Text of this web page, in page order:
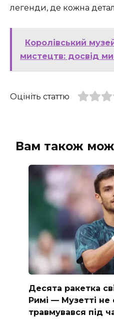
легенди, де кожна
Королівський
мистецтв: досвід
Оцініть статтю
Вам також
Десята ракетка
Римі — Музетті не
травмувався під